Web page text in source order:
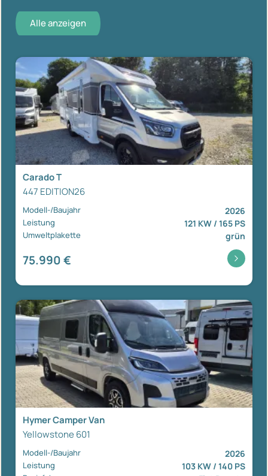
Alle anzeigen
Carado T
447 EDITION26
Modell-/Baujahr 2026
Leistung 121 KW / 165 PS
Umweltplakette grün
75.990 €
Hymer Camper Van
Yellowstone 601
Modell-/Baujahr 2026
Leistung 103 KW / 140 PS